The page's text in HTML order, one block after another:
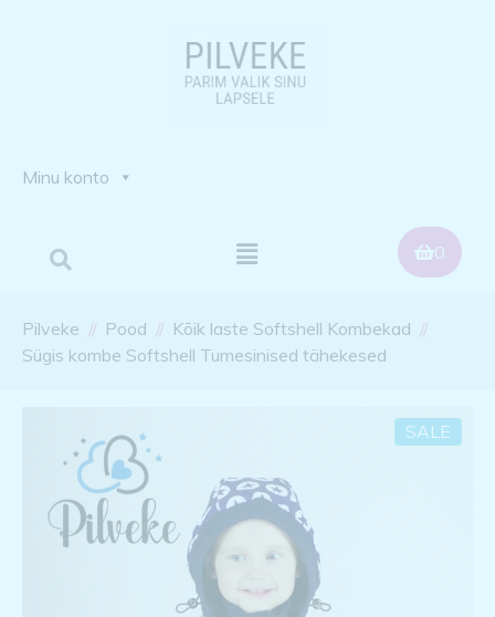
Minu konto
0
Pilveke Pood
Kõik laste Softshell Kombekad
Sügis kombe Softshell Tumesinised tähekesed
SALE